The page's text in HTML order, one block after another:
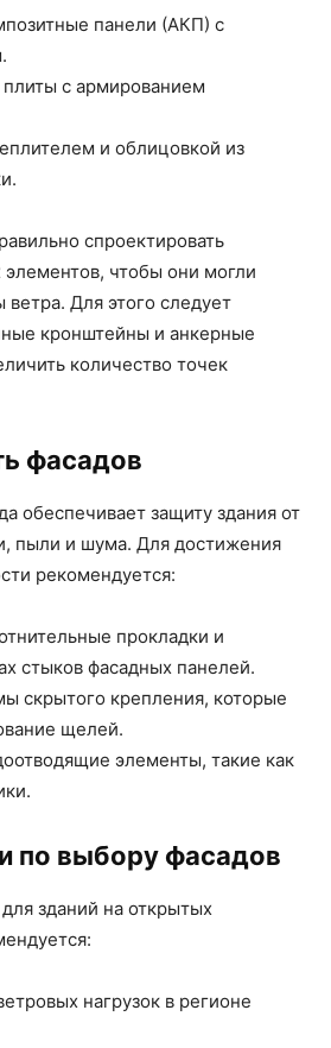
панели (АКП) с
с армированием
и облицовкой из
спроектировать
чтобы они могли
Для этого следует
кронштейны и анкерные
количество точек
фасадов
обеспечивает защиту здания от
пыли и шума. Для достижения
рекомендуется:
прокладки и
стыков фасадных панелей.
скрытого крепления, которые
щелей.
элементы, такие как
по выбору фасадов
зданий на открытых
нагрузок в регионе